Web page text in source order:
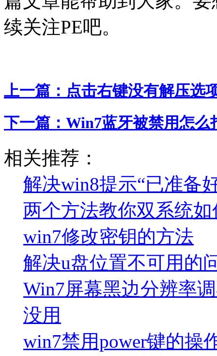
续关注PE吧。
上一篇： 点击右键没有解压选
下一篇： Win7蓝牙被禁用怎么
相关推荐：
解决win8提示“已准备
两个方法教你双系统
win7修改密钥的方法
解决u盘位置不可用的
Win7屏幕黑边分辨率
没用
win7禁用power键的操